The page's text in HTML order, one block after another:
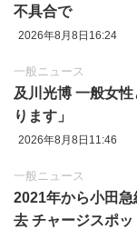
不具合で
2026年8月8日16:24
一般ニュース
及川光博 一般女
ります」
2026年8月8日11:46
一般ニュース
2021年から小田
去 チャージスポ